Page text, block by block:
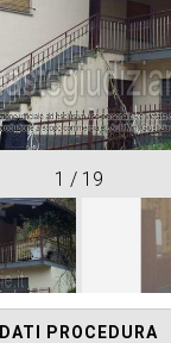
1 / 19
DATI PROCEDURA